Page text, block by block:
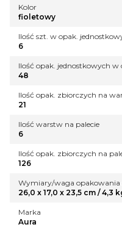
Kolor
fioletowy
Ilość szt. w opak.
6
Ilość opak. jednostkowych
48
Ilość opak. zbiorczych na
21
Ilość warstw na palecie
6
Ilość opak. zbiorczych na
126
Wymiary/waga opakowania
26,0 x 17,0 x 23,5 cm / 4,3
Marka
Aura